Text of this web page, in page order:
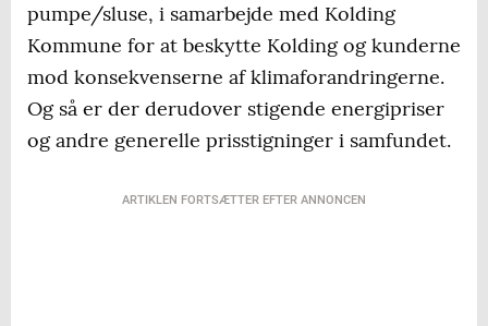
pumpe/sluse, i samarbejde med Kolding
Kommune for at beskytte Kolding og kunderne
mod konsekvenserne af klimaforandringerne.
Og så er der derudover stigende energipriser
og andre generelle prisstigninger i samfundet.
ARTIKLEN FORTSÆTTER EFTER ANNONCEN